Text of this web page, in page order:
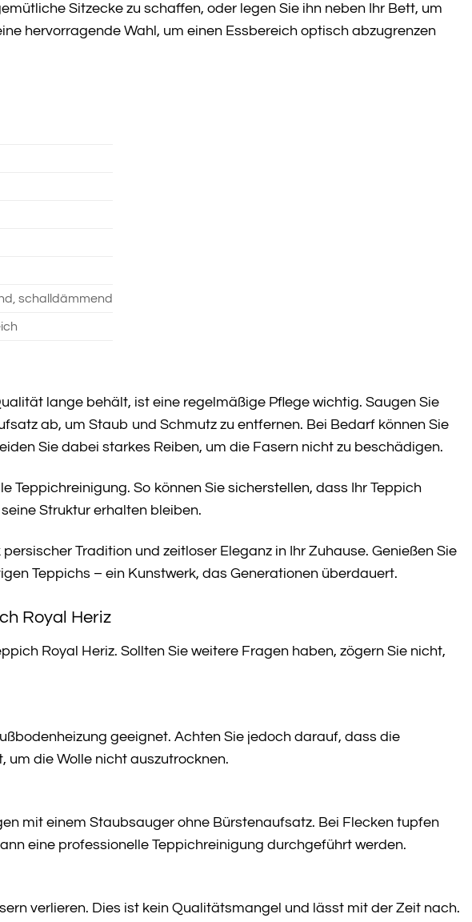
Sitzecke zu schaffen, oder legen Sie ihn neben Ihr Bett, um
hervorragende Wahl, um einen Essbereich optisch abzugrenzen
schalldämmend
lange behält, ist eine regelmäßige Pflege wichtig. Saugen Sie
ab, um Staub und Schmutz zu entfernen. Bei Bedarf können Sie
Sie dabei starkes Reiben, um die Fasern nicht zu beschädigen.
Teppichreinigung. So können Sie sicherstellen, dass Ihr Teppich
Struktur erhalten bleiben.
Tradition und zeitloser Eleganz in Ihr Zuhause. Genießen Sie
Teppichs – ein Kunstwerk, das Generationen überdauert.
Royal Heriz
Royal Heriz. Sollten Sie weitere Fragen haben, zögern Sie nicht,
geeignet. Achten Sie jedoch darauf, dass die
um die Wolle nicht auszutrocknen.
mit einem Staubsauger ohne Bürstenaufsatz. Bei Flecken tupfen
eine professionelle Teppichreinigung durchgeführt werden.
verlieren. Dies ist kein Qualitätsmangel und lässt mit der Zeit nach.